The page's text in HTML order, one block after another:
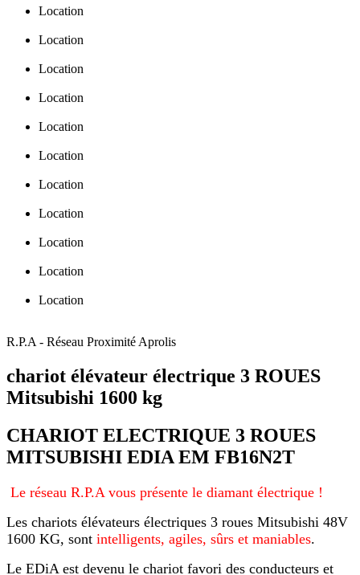
Location
Location
Location
Location
Location
Location
Location
Location
Location
Location
Location
R.P.A - Réseau Proximité Aprolis
chariot élévateur électrique 3 ROUES
Mitsubishi 1600 kg
CHARIOT ELECTRIQUE 3 ROUES
MITSUBISHI EDIA EM FB16N2T
Le réseau R.P.A vous présente le diamant électrique !
Les chariots élévateurs électriques 3 roues Mitsubishi 48V
1600 KG, sont intelligents, agiles, sûrs et maniables.
Le EDiA est devenu le chariot favori des conducteurs et